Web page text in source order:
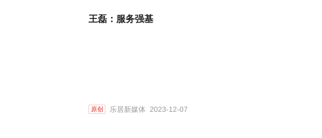
王磊：服务强基
原创 乐居新媒体 2023-12-07